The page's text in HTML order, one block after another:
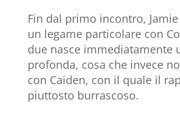
Fin dal primo incontro,
un legame particolare con
due nasce immediatamente
profonda, cosa che invece
con Caiden, con il quale il
piuttosto burrascoso.